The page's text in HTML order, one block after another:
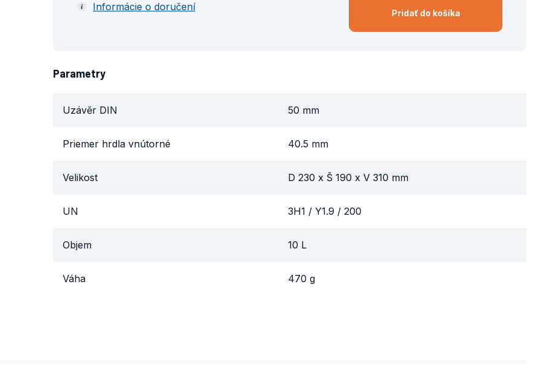
Informácie o doručení Pridať do košíka
Parametry
Uzávěr DIN 50 mm
Priemer hrdla vnútorné 40.5 mm
Velikost D 230 x Š 190 x V 310 mm
UN 3H1 / Y1.9 / 200
Objem 10 L
Váha 470 g